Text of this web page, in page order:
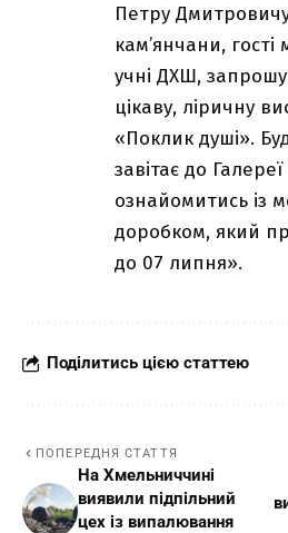
Петру
кам’янчани, гості
учні ДХШ,
цікаву, ліричну
«Поклик душі».
завітає до
ознайомитись із
доробком, який
до 07 липня».
Поділитись цією статтею
ПОПЕРЕДНЯ СТАТТЯ
На Хмельниччині
виявили підпільний
цех із випалювання